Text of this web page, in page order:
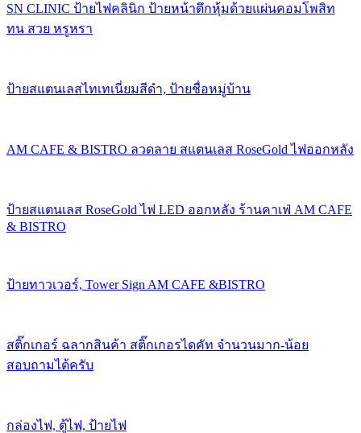
SN CLINIC ป้ายไฟคลินิก ป้ายหน้าตึกหุ้มด้วยแผ่นคอมโพสิท
ทน สวย หรูหรา
ป้ายสแตนเลสไทเทเนี่ยมสีดำ, ป้ายชื่อหมู่บ้าน
AM CAFE & BISTRO ลวดลาย สแตนเลส RoseGold ไฟออกหลัง
ป้ายสแตนเลส RoseGold ไฟ LED ออกหลัง ร้านคาเฟ่ AM CAFE
& BISTRO
ป้ายทาวเวอร์, Tower Sign AM CAFE &BISTRO
สติ๊กเกอร์ ฉลากสินค้า สติ๊กเกอรไดคัท จำนวนมาก-น้อย
สอบถามได้ครับ
กล่องไฟ, ตู้ไฟ, ป้ายไฟ